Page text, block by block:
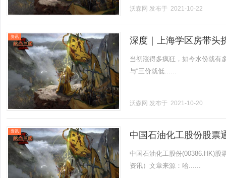
沃森网 发布于 2021-10-22
资讯 深度｜上海学区房带头
当初涨得多疯狂，如今水份就有
与“三价就低......
沃森网 发布于 2021-10-20
资讯 中国石油化工股份股票
中国石油化工股份(00386.HK)股
资讯）文章来源：哈......